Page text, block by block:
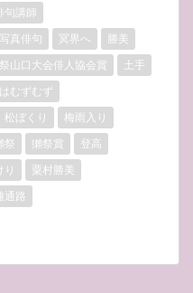
句講師
写真俳句 冥界へ
勝美
山口大会俳人協会賞
土手
むずむず
松ぼくり
梅雨入り
祭 獺祭賞
登高
粟村勝美
通路